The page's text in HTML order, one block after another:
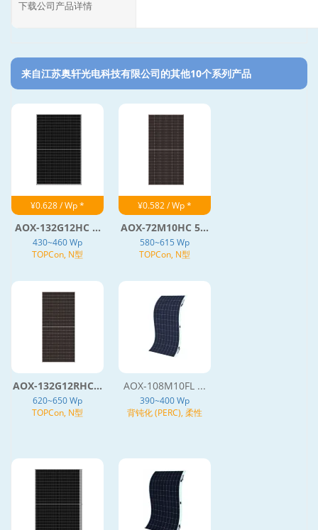
下载公司产品详情
来自江苏奥轩光电科技有限公司的其他10个系列产品‎
¥0.628 / Wp *
AOX-132G12HC ...
430~460 Wp
TOPCon, N型
¥0.582 / Wp *
AOX-72M10HC 5...
580~615 Wp
TOPCon, N型
AOX-132G12RHC...
620~650 Wp
TOPCon, N型
AOX-108M10FL ...
390~400 Wp
背钝化 (PERC), 柔性